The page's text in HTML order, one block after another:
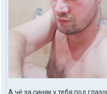
А чё за синяк у тебя под